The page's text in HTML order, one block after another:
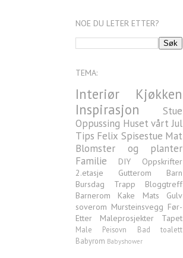
NOE DU LETER ETTER?
TEMA:
Interiør
Kjøkken
Inspirasjon
Stue
Oppussing Huset vårt Jul
Tips Felix Spisestue Mat
Blomster og planter
Familie
DIY
Oppskrifter
2.etasje
Gutterom
Barn
Bursdag
Trapp
Bloggtreff
Barnerom
Kake Mats
Gulv
soverom Mursteinsvegg Før-
Etter
Maleprosjekter Tapet
Male Peisovn Bad
toalett
Babyrom Babyshower